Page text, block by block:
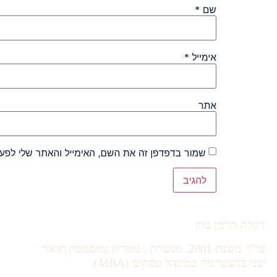
שם *
אימייל *
אתר
שמור בדפדפן זה את השם, האימייל והאתר שלי
דקלה הרמן כהן
עו"ד משנת 2001, מגשרת , נוטריון ומוסמכת תואר
שני בהצטיינות במינהל עסקים (MBA).